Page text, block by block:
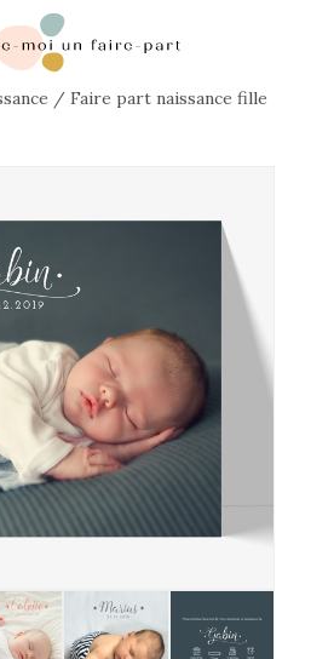
/ Faire part naissance fille